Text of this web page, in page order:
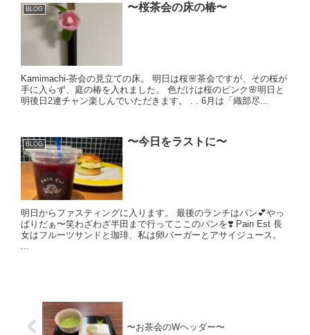
BLOG 〜桜茶会の床の椿〜
Kamimachi-茶会の見立ての床。 明日は桜🌸茶会ですが、その桜が
手に入らず、庭の椿を入れました。 色だけは桜のピンク🌸明日と
明後日2連チャン楽しんでいただきます。 . . 6月は「織部尽...
BLOG 〜今日をラストに〜
明日からファスティングに入ります。 最後のランチはパン💕やっ
ぱりだぁ〜笑わざわざ半田まで行ってここのパンを❣️ Pain Est 長
女はフルーツサンドと珈琲、私は卵バーガーとアサイジュース。
...
〜お茶会のWヘッダー〜